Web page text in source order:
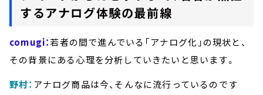
するアナログ体験の最前線
comugi：若者の間で進んでいる「アナログ化」の現状と、
その背景にある心理を分析していきたいと思います。
野村： アナログ商品は今、そんなに流行っているのです